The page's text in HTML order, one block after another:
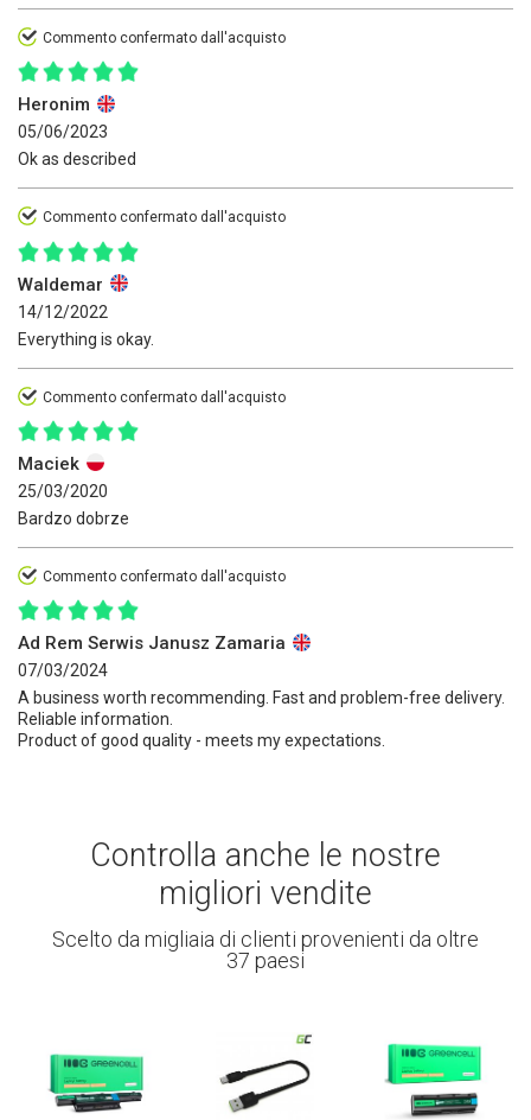
Commento confermato dall'acquisto
Heronim
05/06/2023
Ok as described
Commento confermato dall'acquisto
Waldemar
14/12/2022
Everything is okay.
Commento confermato dall'acquisto
Maciek
25/03/2020
Bardzo dobrze
Commento confermato dall'acquisto
Ad Rem Serwis Janusz Zamaria
07/03/2024
A business worth recommending. Fast and problem-free delivery.
Reliable information.
Product of good quality - meets my expectations.
Controlla anche le nostre
migliori vendite
Scelto da migliaia di clienti provenienti da oltre
37 paesi